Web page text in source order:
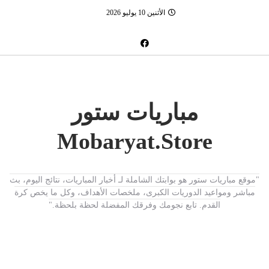
الأثنين 10 يوليو 2026
مباريات ستور
Mobaryat.Store
"موقع مباريات ستور هو بوابتك الشاملة لـ أخبار المباريات، نتائج اليوم، بث
مباشر ومواعيد الدوريات الكبرى، ملخصات الأهداف، وكل ما يخص كرة
القدم. تابع نجومك وفرقك المفضلة لحظة بلحظة."